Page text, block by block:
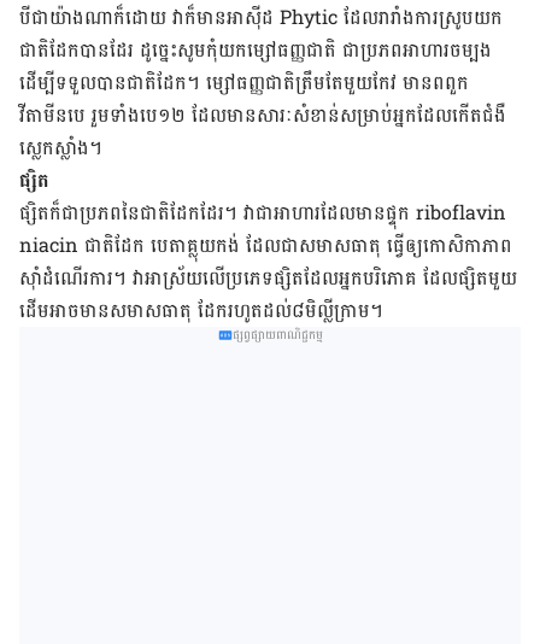
បី​ជា​យ៉ាង​ណា​ក៏​ដោយ វា​ក៏​មាន​អាស៊ីដ Phytic ដែល​រារាំង​ការ​ស្រូប​យក​
ជាតិ​ដែក​បាន​ដែរ ដូច្នេះ​សូម​កុំ​យក​ម្សៅ​ធញ្ញជាតិ ជា​ប្រភព​អាហារ​ចម្បង​
ដើម្បី​ទទួល​បាន​ជាតិ​ដែក។ ម្សៅ​ធញ្ញជាតិ​ត្រឹម​តែ​មួយ​កែវ មាន​ពពួក​
វីតាមីនបេ រួម​ទាំង​បេ១២ ដែល​មាន​សារៈសំខាន់​សម្រាប់​អ្នក​ដែល​កើត​ជំងឺ​
ស្លេកស្លាំង។
ផ្សិត
ផ្សិត​ក៏​ជា​ប្រភព​នៃ​ជាតិ​ដែក​ដែរ។ វា​ជា​អាហារ​ដែល​មាន​ផ្ទុក​ riboflavin
niacin​ ជាតិ​ដែក បេតា​គ្លុយ​កង់ ដែល​ជា​សមាស​ធាតុ ធ្វើ​ឲ្យ​កោសិកា​ភាព​
ស៊ាំ​ដំណើរ​ការ។ វា​អាស្រ័យ​លើ​ប្រភេទ​ផ្សិត​ដែល​អ្នក​បរិភោគ ដែល​ផ្សិត​មួយ​
ដើម​អាច​មាន​សមាសធាតុ ដែក​រហូត​ដល់​៨មិល្លីក្រាម។
ផ្សព្វផ្សាយពាណិជ្ជកម្ម